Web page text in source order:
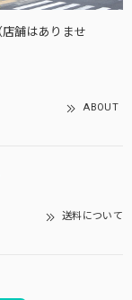
舗はありませ
ABOUT
送料について